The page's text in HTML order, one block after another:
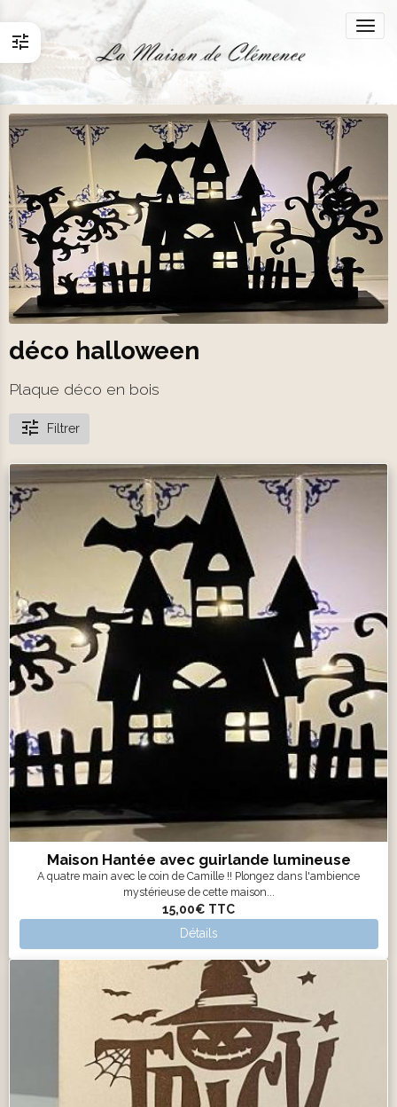
déco halloween
Plaque déco en bois
Filtrer
Maison Hantée avec guirlande lumineuse
A quatre main avec le coin de Camille !! Plongez dans l'ambience
mystérieuse de cette maison...
15,00€ TTC
Détails